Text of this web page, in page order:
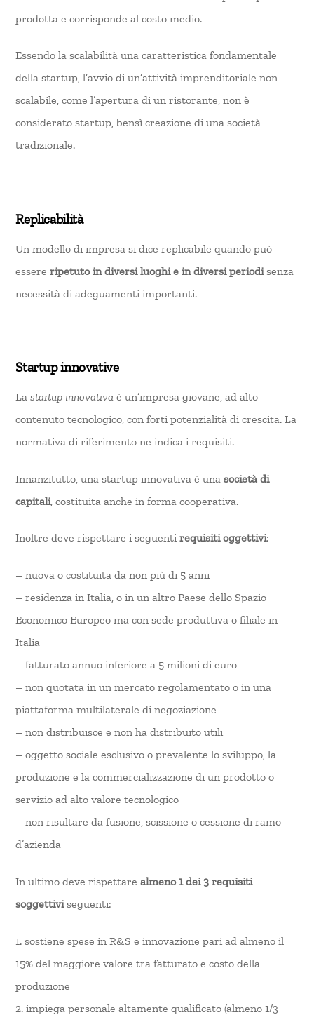
prodotta e corrisponde al costo medio.
Essendo la scalabilità una caratteristica fondamentale
della startup, l’avvio di un’attività imprenditoriale non
scalabile, come l’apertura di un ristorante, non è
considerato startup, bensì creazione di una società
tradizionale.
Replicabilità
Un modello di impresa si dice replicabile quando può
essereripetuto in diversi luoghi e in diversi periodisenza
necessità di adeguamenti importanti.
Startup innovative
Lastartup innovativa è un’impresa giovane, ad alto
contenuto tecnologico, con forti potenzialità di crescita. La
normativa di riferimento ne indica i requisiti.
Innanzitutto, una startup innovativa è unasocietà di
capitali, costituita anche in forma cooperativa.
Inoltre deve rispettare i seguentirequisiti oggettivi:
– nuova o costituita da non più di 5 anni
– residenza in Italia, o in un altro Paese dello Spazio
Economico Europeo ma con sede produttiva o filiale in
Italia
– fatturato annuo inferiore a 5 milioni di euro
– non quotata in un mercato regolamentato o in una
piattaforma multilaterale di negoziazione
– non distribuisce e non ha distribuito utili
– oggetto sociale esclusivo o prevalente lo sviluppo, la
produzione e la commercializzazione di un prodotto o
servizio ad alto valore tecnologico
– non risultare da fusione, scissione o cessione di ramo
d’azienda
In ultimo deve rispettarealmeno 1 dei 3 requisiti
soggettiviseguenti:
1. sostiene spese in R&S e innovazione pari ad almeno il
15% del maggiore valore tra fatturato e costo della
produzione
2. impiega personale altamente qualificato (almeno 1/3